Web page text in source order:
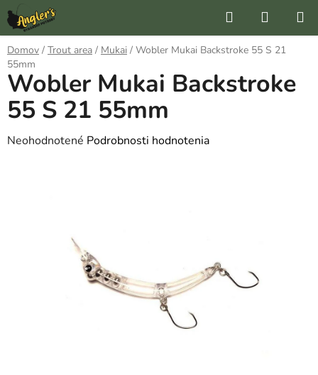
Prejsť
na
obsah
Hľadať
KOŠÍK
Domov / Trout area / Mukai / Wobler Mukai Backstroke 55 S 21
55mm
Wobler Mukai Backstroke
55 S 21 55mm
Priemerné
Neohodnotené Podrobnosti hodnotenia